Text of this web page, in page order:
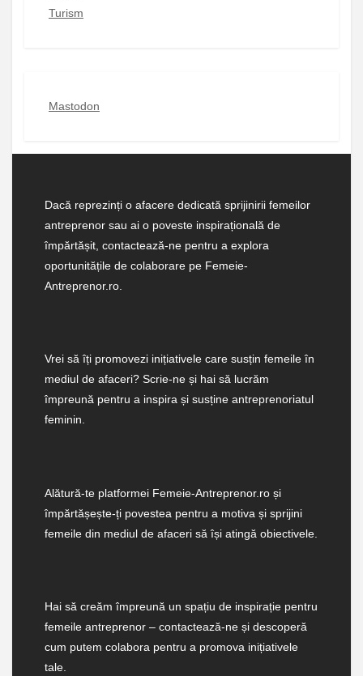
Turism
Mastodon
Dacă reprezinți o afacere dedicată sprijinirii femeilor
antreprenor sau ai o poveste inspirațională de
împărtășit, contactează-ne pentru a explora
oportunitățile de colaborare pe Femeie-
Antreprenor.ro.
Vrei să îți promovezi inițiativele care susțin femeile în
mediul de afaceri? Scrie-ne și hai să lucrăm
împreună pentru a inspira și susține antreprenoriatul
feminin.
Alătură-te platformei Femeie-Antreprenor.ro și
împărtășește-ți povestea pentru a motiva și sprijini
femeile din mediul de afaceri să își atingă obiectivele.
Hai să creăm împreună un spațiu de inspirație pentru
femeile antreprenor – contactează-ne și descoperă
cum putem colabora pentru a promova inițiativele
tale.